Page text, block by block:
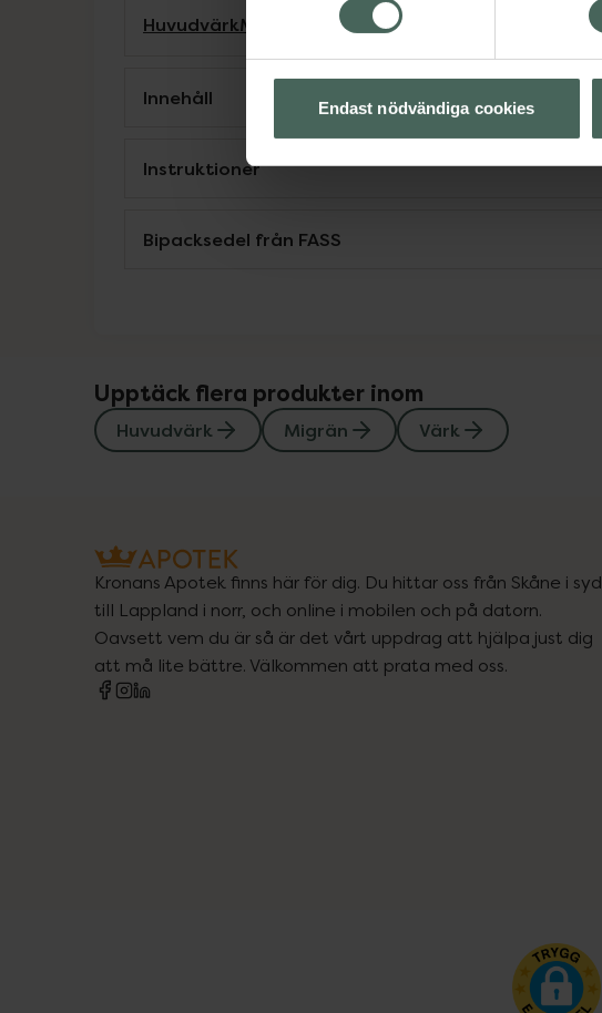
Endast nödvändiga cookies
HuvudvärkMigrän Värk
Innehåll
Instruktioner
Bipacksedel från FASS
Upptäck flera produkter inom
Huvudvärk Migrän Värk
Kronans Apotek finns här för dig. Du hittar oss från Skåne i syd
till Lappland i norr, och online i mobilen och på datorn.
Oavsett vem du är så är det vårt uppdrag att hjälpa just dig
att må lite bättre. Välkommen att prata med oss.